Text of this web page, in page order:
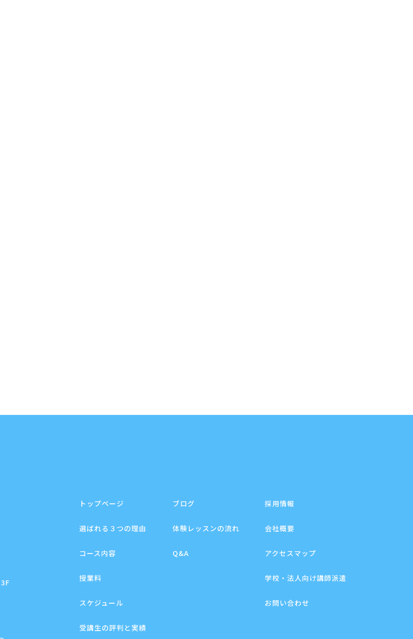
トップページ
選ばれる３つの理由
コース内容
授業料
スケジュール
受講生の評判と実績
ブログ
体験レッスンの流れ
Q&A
採用情報
会社概要
アクセスマップ
学校・法人向け講師派遣
お問い合わせ